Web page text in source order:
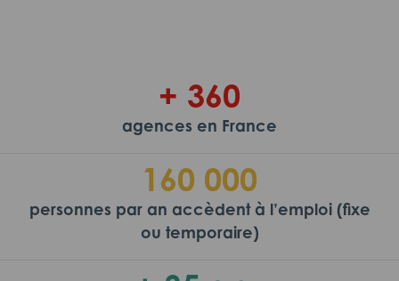
+ 360
agences en France
160 000
personnes par an accèdent à l’emploi (fixe
ou temporaire)